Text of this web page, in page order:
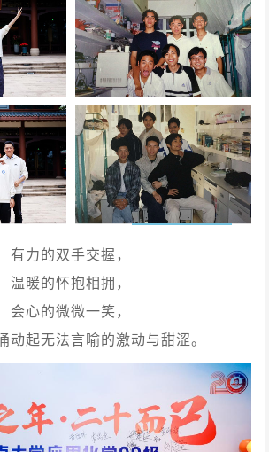
有力的双手交握，
温暖的怀抱相拥，
会心的微微一笑，
动起无法言喻的激动与甜涩。